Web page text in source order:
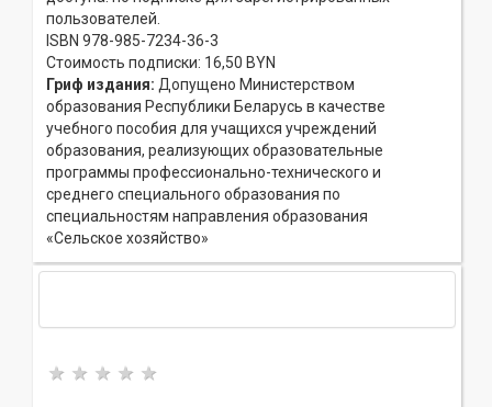
пользователей.
ISBN 978-985-7234-36-3
Стоимость подписки: 16,50 BYN
Гриф издания: Допущено Министерством
образования Республики Беларусь в качестве
учебного пособия для учащихся учреждений
образования, реализующих образовательные
программы профессионально-технического и
среднего специального образования по
специальностям направления образования
«Сельское хозяйство»